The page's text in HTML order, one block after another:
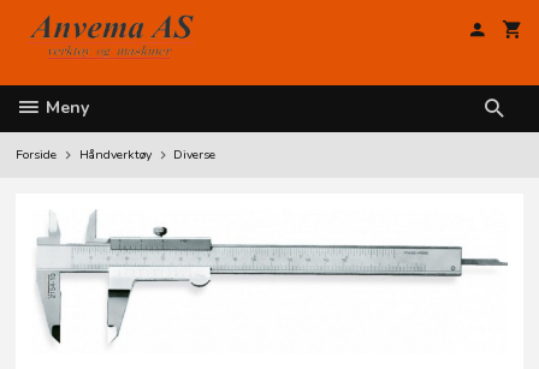
innholdet
Meny
Forside Håndverktøy Diverse